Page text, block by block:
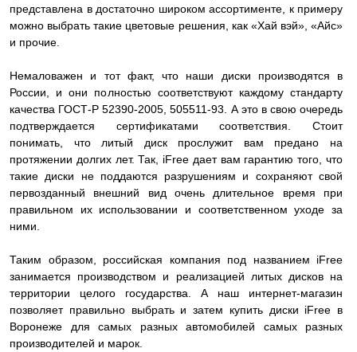
представлена в достаточно широком ассортименте, к примеру
можно выбрать такие цветовые решения, как «Хай вэй», «Айс»
и прочие.
Немаловажен и тот факт, что наши диски производятся в
России, и они полностью соответствуют каждому стандарту
качества ГОСТ-Р 52390-2005, 505511-93. А это в свою очередь
подтверждается сертификатами соответствия. Стоит
понимать, что литый диск прослужит вам предано на
протяжении долгих лет. Так, iFree дает вам гарантию того, что
такие диски не поддаются разрушениям и сохраняют свой
первозданный внешний вид очень длительное время при
правильном их использовании и соответственном уходе за
ними.
Таким образом, российская компания под названием iFree
занимается производством и реализацией литых дисков на
территории целого государства. А наш интернет-магазин
позволяет правильно выбрать и затем купить диски iFree в
Воронеже для самых разных автомобилей самых разных
производителей и марок.